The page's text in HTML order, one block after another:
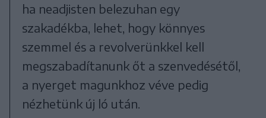
ha neadjisten belezuhan egy
szakadékba, lehet, hogy könnyes
szemmel és a revolverünkkel kell
megszabadítanunk őt a szenvedésétől,
a nyerget magunkhoz véve pedig
nézhetünk új ló után.